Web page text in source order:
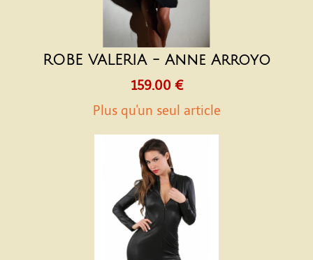
ROBE VALERIA - Anne Arroyo
159.00 €
Plus qu'un seul article